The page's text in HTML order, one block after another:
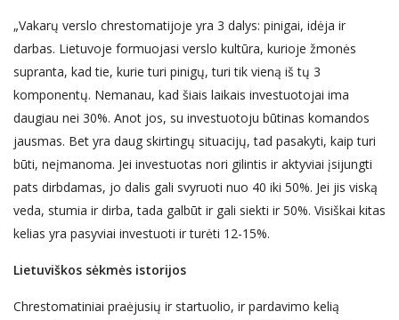
„Vakarų verslo chrestomatijoje yra 3 dalys: pinigai, idėja ir
darbas. Lietuvoje formuojasi verslo kultūra, kurioje žmonės
supranta, kad tie, kurie turi pinigų, turi tik vieną iš tų 3
komponentų. Nemanau, kad šiais laikais investuotojai ima
daugiau nei 30%. Anot jos, su investuotoju būtinas komandos
jausmas. Bet yra daug skirtingų situacijų, tad pasakyti, kaip turi
būti, neįmanoma. Jei investuotas nori gilintis ir aktyviai įsijungti
pats dirbdamas, jo dalis gali svyruoti nuo 40 iki 50%. Jei jis viską
veda, stumia ir dirba, tada galbūt ir gali siekti ir 50%. Visiškai kitas
kelias yra pasyviai investuoti ir turėti 12-15%.
Lietuviškos sėkmės istorijos
Chrestomatiniai praėjusių ir startuolio, ir pardavimo kelią